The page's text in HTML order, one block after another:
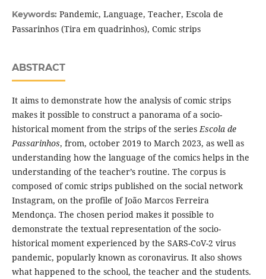
Keywords: Pandemic, Language, Teacher, Escola de
Passarinhos (Tira em quadrinhos), Comic strips
ABSTRACT
It aims to demonstrate how the analysis of comic strips
makes it possible to construct a panorama of a socio-
historical moment from the strips of the series Escola de
Passarinhos, from, october 2019 to March 2023, as well as
understanding how the language of the comics helps in the
understanding of the teacher’s routine. The corpus is
composed of comic strips published on the social network
Instagram, on the profile of João Marcos Ferreira
Mendonça. The chosen period makes it possible to
demonstrate the textual representation of the socio-
historical moment experienced by the SARS-CoV-2 virus
pandemic, popularly known as coronavirus. It also shows
what happened to the school, the teacher and the students.